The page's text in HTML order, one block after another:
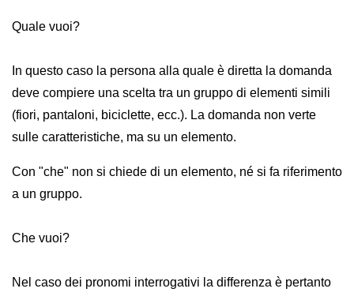
Quale vuoi?
In questo caso la persona alla quale è diretta la domanda
deve compiere una scelta tra un gruppo di elementi simili
(fiori, pantaloni, biciclette, ecc.). La domanda non verte
sulle caratteristiche, ma su un elemento.
Con "che" non si chiede di un elemento, né si fa riferimento
a un gruppo.
Che vuoi?
Nel caso dei pronomi interrogativi la differenza è pertanto